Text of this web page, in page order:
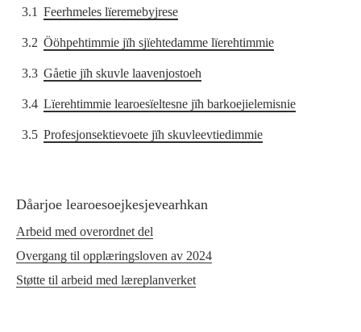
3.1 Feerhmeles lïeremebyjrese
3.2 Ööhpehtimmie jïh sjïehtedamme lïerehtimmie
3.3 Gåetie jïh skuvle laavenjostoeh
3.4 Lïerehtimmie learoesïeltesne jïh barkoejielemisnie
3.5 Profesjonsektievoete jïh skuvleevtiedimmie
Dåarjoe learoesoejkesjevearhkan
Arbeid med overordnet del
Overgang til opplæringsloven av 2024
Støtte til arbeid med læreplanverket